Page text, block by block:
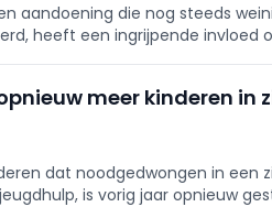
aandoening die nog steeds
heeft een ingrijpende invloed
meer kinderen in
dat noodgedwongen in een
is vorig jaar opnieuw